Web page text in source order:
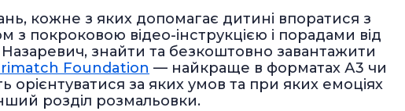
кожне з яких допомагає дитині впоратися з
з покроковою відео-інструкцією і порадами від
Назаревич, знайти та безкоштовно завантажити
Foundation — найкраще в форматах А3 чи
орієнтуватися за яких умов та при яких емоціях
розділ розмальовки.